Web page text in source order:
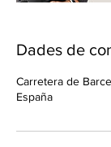
Dades de
Carretera de
España